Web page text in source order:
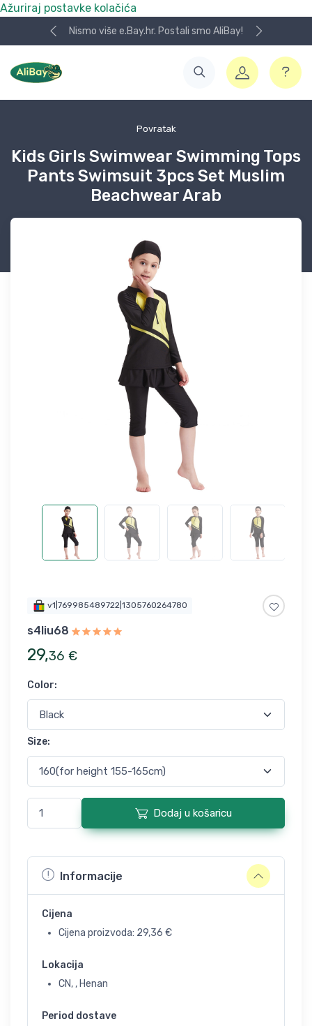
Ažuriraj postavke kolačića
Nismo više e.Bay.hr. Postali smo AliBay!
Povratak
Kids Girls Swimwear Swimming Tops
Pants Swimsuit 3pcs Set Muslim
Beachwear Arab
v1|769985489722|1305760264780
s4liu68
29,36 €
Color:
Size:
Dodaj u košaricu
Informacije
Cijena
Cijena proizvoda: 29,36 €
Lokacija
CN, , Henan
Period dostave